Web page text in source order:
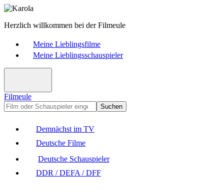
Herzlich willkommen bei der Filmeule
Meine Lieblingsfilme
Meine Lieblingsschauspieler
Filmeule
Suchen
Demnächst im TV
Deutsche Filme
Deutsche Schauspieler
DDR / DEFA / DFF